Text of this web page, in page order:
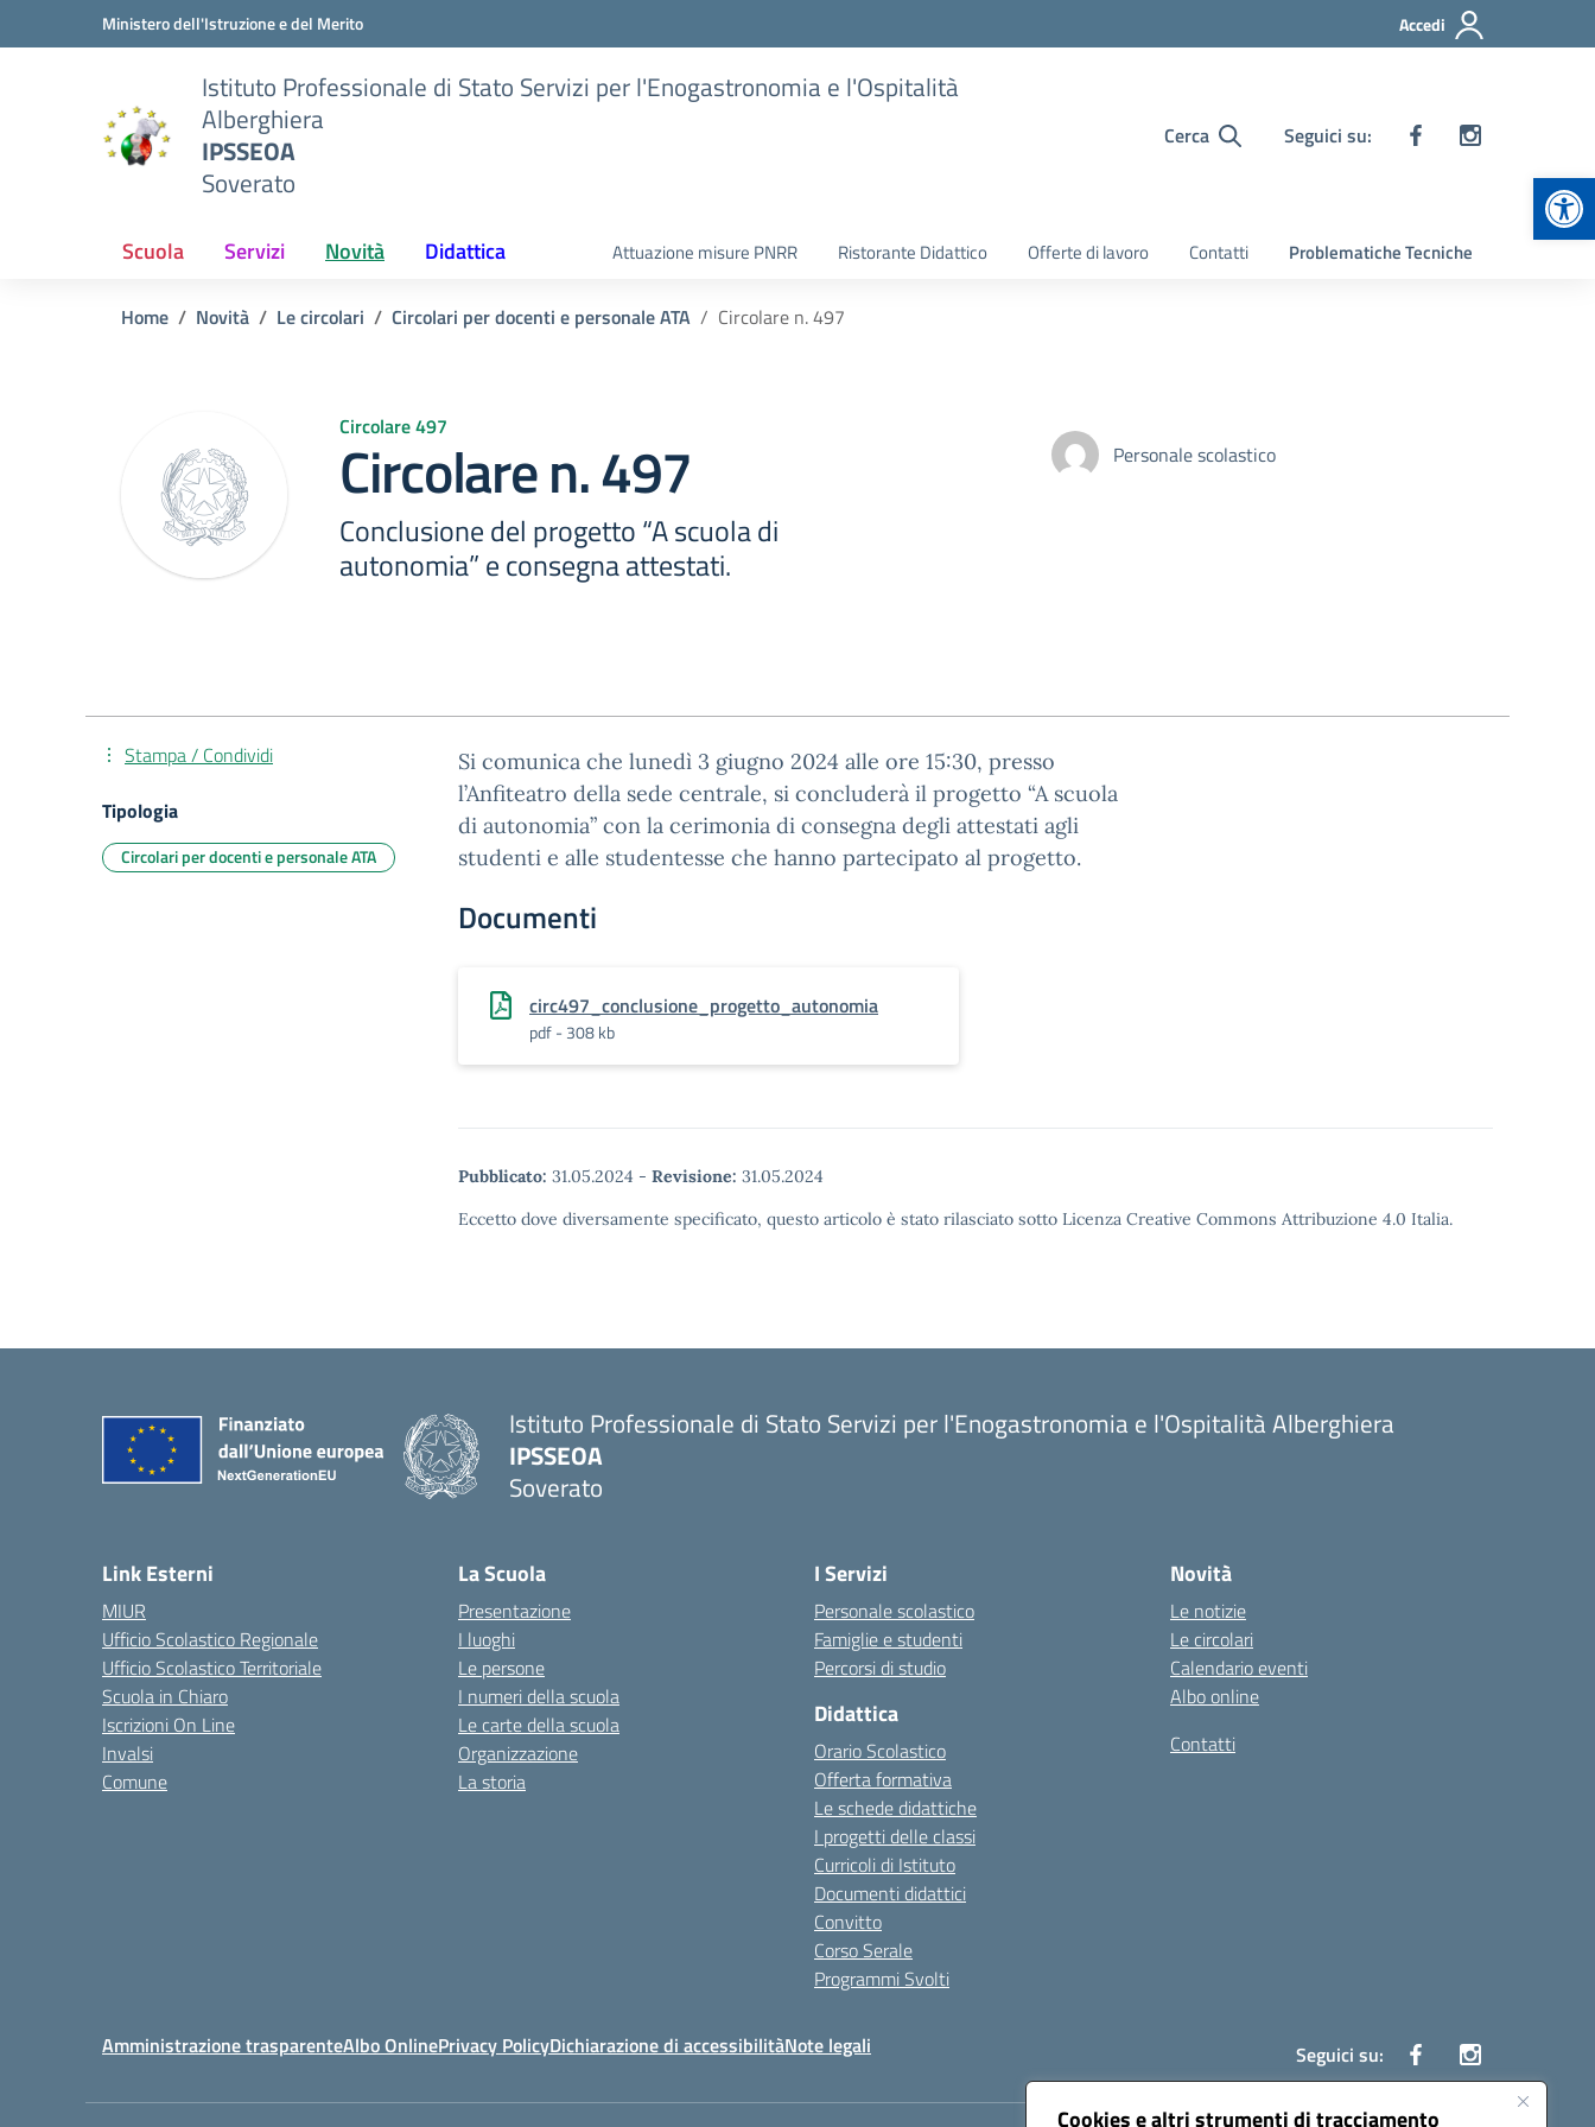
Cookies e altri strumenti di tracciamento
Vai ai contenuti
Vai al menu di navigazioneMinistero dell'Istruzione e del Merito Accedi
Istituto Professionale di Stato Servizi per l'Enogastronomia e l'Ospitalità
Alberghiera
IPSSEOA
Soverato
Cerca Seguici su:
Scuola Servizi Novità Didattica Attuazione misure PNRR Ristorante Didattico Offerte di lavoro Contatti Problematiche Tecniche
Home Novità Le circolari Circolari per docenti e personale ATA Circolare n. 497
Circolare 497
Circolare n. 497
Conclusione del progetto “A scuola di
autonomia” e consegna attestati.
Personale scolastico
Si comunica che lunedì 3 giugno 2024 alle ore 15:30, presso
l’Anfiteatro della sede centrale, si concluderà il progetto “A scuola
di autonomia” con la cerimonia di consegna degli attestati agli
studenti e alle studentesse che hanno partecipato al progetto.
Documenti
circ497_conclusione_progetto_autonomia
pdf - 308 kb
Pubblicato: 31.05.2024 - Revisione: 31.05.2024
Eccetto dove diversamente specificato, questo articolo è stato rilasciato sotto Licenza Creative Commons Attribuzione 4.0 Italia.
Stampa / Condividi
Tipologia
Circolari per docenti e personale ATA
Istituto Professionale di Stato Servizi per l'Enogastronomia e l'Ospitalità Alberghiera
IPSSEOA
Soverato
Link Esterni
MIUR
Ufficio Scolastico Regionale
Ufficio Scolastico Territoriale
Scuola in Chiaro
Iscrizioni On Line
Invalsi
Comune
La Scuola
Presentazione
I luoghi
Le persone
I numeri della scuola
Le carte della scuola
Organizzazione
La storia
I Servizi
Personale scolastico
Famiglie e studenti
Percorsi di studio
Didattica
Orario Scolastico
Offerta formativa
Le schede didattiche
I progetti delle classi
Curricoli di Istituto
Documenti didattici
Convitto
Corso Serale
Programmi Svolti
Novità
Le notizie
Le circolari
Calendario eventi
Albo online
Contatti
Amministrazione trasparenteAlbo OnlinePrivacy PolicyDichiarazione di accessibilitàNote legali Seguici su: